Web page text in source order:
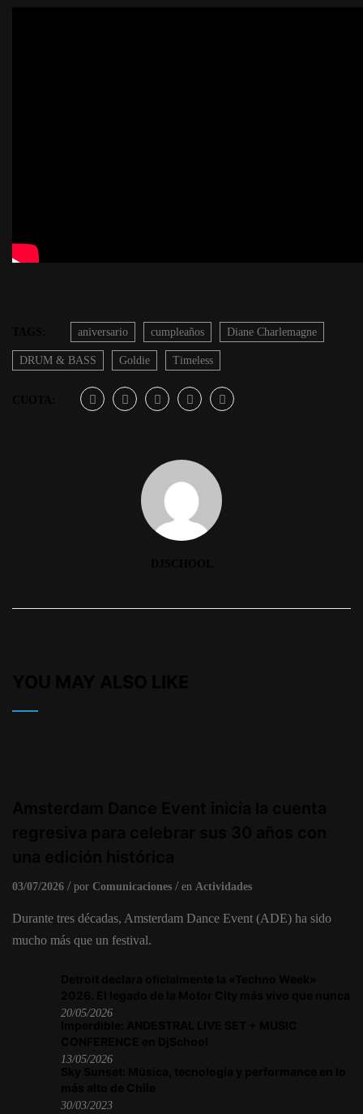
aniversario cumpleaños Diane Charlemagne
DRUM & BASS Goldie Timeless
03/07/2026 por Comunicaciones en Actividades
Durante tres décadas, Amsterdam Dance Event (ADE) ha sido
mucho más que un festival.
20/05/2026
13/05/2026
30/03/2023